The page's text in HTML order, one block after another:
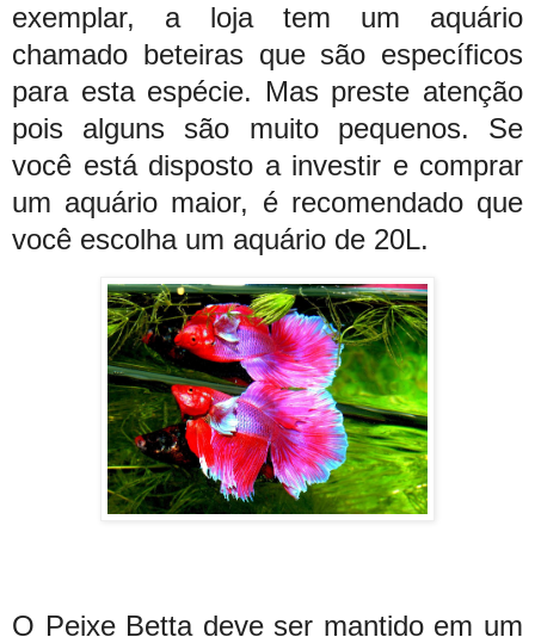
exemplar, a loja tem um aquário
chamado beteiras que são específicos
para esta espécie. Mas preste atenção
pois alguns são muito pequenos. Se
você está disposto a investir e comprar
um aquário maior, é recomendado que
você escolha um aquário de 20L.
O Peixe Betta deve ser mantido em um